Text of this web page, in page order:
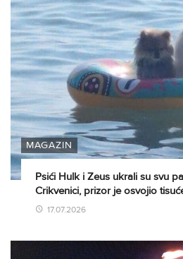
MAGAZIN
Psići Hulk i Zeus ukrali su svu
Crikvenici, prizor je osvojio
17.07.2026